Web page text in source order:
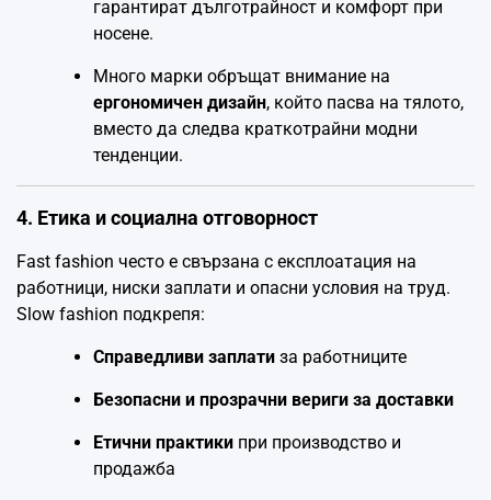
гарантират дълготрайност и комфорт при
носене.
Много марки обръщат внимание на
ергономичен дизайн, който пасва на тялото,
вместо да следва краткотрайни модни
тенденции.
4. Етика и социална отговорност
Fast fashion често е свързана с експлоатация на
работници, ниски заплати и опасни условия на труд.
Slow fashion подкрепя:
Справедливи заплати за работниците
Безопасни и прозрачни вериги за доставки
Етични практики при производство и
продажба